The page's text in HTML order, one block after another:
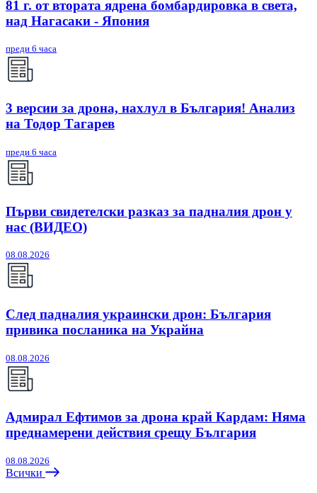
81 г. от втората ядрена бомбардировка в света,
над Нагасаки - Япония
преди 6 часа
3 версии за дрона, нахлул в България! Анализ
на Тодор Тагарев
преди 6 часа
Първи свидетелски разказ за падналия дрон у
нас (ВИДЕО)
08.08.2026
След падналия украински дрон: България
привика посланика на Украйна
08.08.2026
Адмирал Ефтимов за дрона край Кардам: Няма
преднамерени действия срещу България
08.08.2026
Всички